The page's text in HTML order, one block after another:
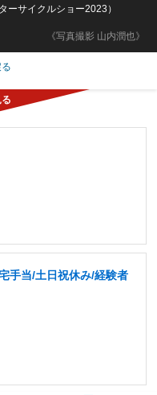
《写真撮影 山内潤也》
ーサイクルショー2023）
手当/土日祝休み/経験者